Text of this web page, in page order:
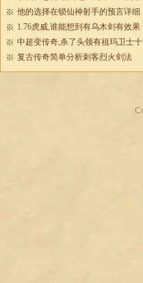
他的选择在锁仙神射手的预言详细
1.76虎威,谁能想到有乌木剑有效果
中超变传奇,杀了头领有祖玛卫士
复古传奇简单分析刺客烈火剑法